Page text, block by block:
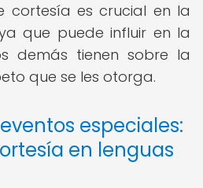
cortesía es crucial en la
que puede influir en la
demás tienen sobre la
que se les otorga.
especiales:
en lenguas